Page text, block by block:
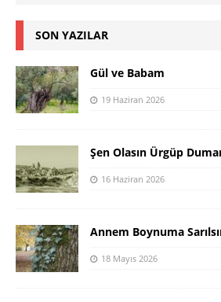
SON YAZILAR
Gül ve Babam
19 Haziran 2026
Şen Olasın Ürgüp
16 Haziran 2026
Annem Boynuma
18 Mayıs 2026